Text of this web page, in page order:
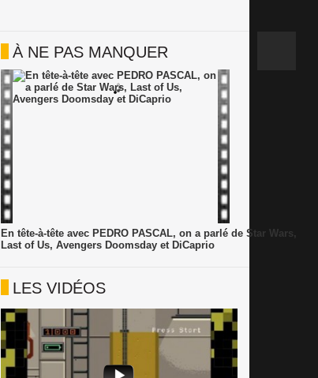
À NE PAS MANQUER
En tête-à-tête avec PEDRO PASCAL, on a parlé de Star Wars,
Last of Us, Avengers Doomsday et DiCaprio
LES VIDÉOS